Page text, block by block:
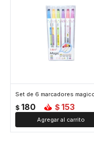
$ 180 $ 153